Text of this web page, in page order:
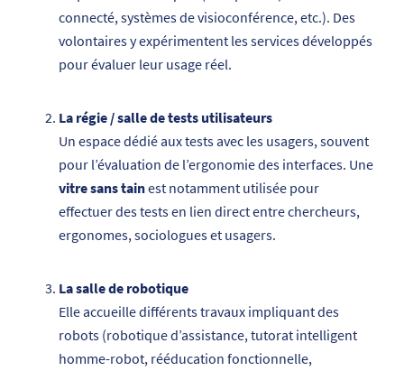
connecté, systèmes de visioconférence, etc.). Des
volontaires y expérimentent les services développés
pour évaluer leur usage réel.
La régie / salle de tests utilisateurs
Un espace dédié aux tests avec les usagers, souvent
pour l’évaluation de l’ergonomie des interfaces. Une
vitre sans tainest notamment utilisée pour
effectuer des tests en lien direct entre chercheurs,
ergonomes, sociologues et usagers.
La salle de robotique
Elle accueille différents travaux impliquant des
robots (robotique d’assistance, tutorat intelligent
homme-robot, rééducation fonctionnelle,